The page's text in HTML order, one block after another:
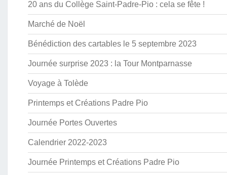
20 ans du Collège Saint-Padre-Pio : cela se fête !
Marché de Noël
Bénédiction des cartables le 5 septembre 2023
Journée surprise 2023 : la Tour Montparnasse
Voyage à Tolède
Printemps et Créations Padre Pio
Journée Portes Ouvertes
Calendrier 2022-2023
Journée Printemps et Créations Padre Pio